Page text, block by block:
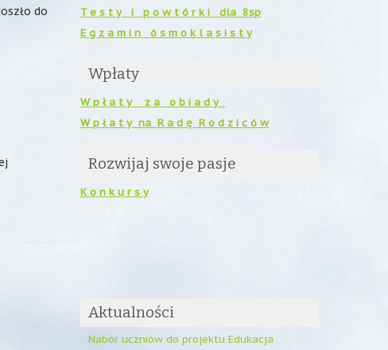
do
T e s t y i p o w t ó r k i dla 8sp
E g z a m i n ó s m o k l a s i s t y
Wpłaty
W p ł a t y z a o b i a d y
W p ł a t y na R a d ę R o d z i c ó w
Rozwijaj swoje pasje
K o n k u r s y
Aktualności
Nabór uczniów do projektu Edukacja